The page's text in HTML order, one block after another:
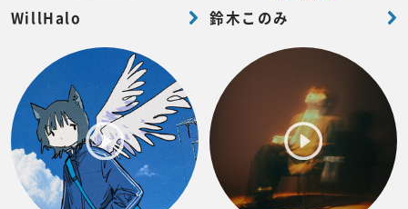
WillHalo 鈴木このみ